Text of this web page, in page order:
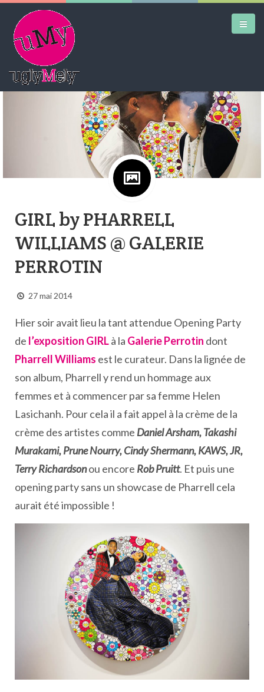
AIRTRAINERPEDIA
CONTACT
Google+
GIRL by PHARRELL
WILLIAMS @ GALERIE
PERROTIN
27 mai 2014
Hier soir avait lieu la tant attendue Opening Party
de l’exposition GIRLà la Galerie Perrotin dont
Pharrell Williams est le curateur. Dans la lignée de
son album, Pharrell y rend un hommage aux
femmes et à commencer par sa femme Helen
Lasichanh. Pour cela il a fait appel à la crème de la
crème des artistes comme Daniel Arsham, Takashi
Murakami, Prune Nourry, Cindy Shermann, KAWS, JR,
Terry Richardsonou encore Rob Pruitt. Et puis une
opening party sans un showcase de Pharrell cela
aurait été impossible !